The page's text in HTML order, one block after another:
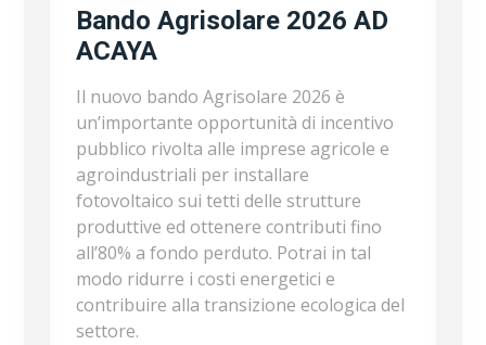
Bando Agrisolare 2026 AD
ACAYA
Il nuovo bando Agrisolare 2026 è
un’importante opportunità di incentivo
pubblico rivolta alle imprese agricole e
agroindustriali per installare
fotovoltaico sui tetti delle strutture
produttive ed ottenere contributi fino
all’80% a fondo perduto. Potrai in tal
modo ridurre i costi energetici e
contribuire alla transizione ecologica del
settore.